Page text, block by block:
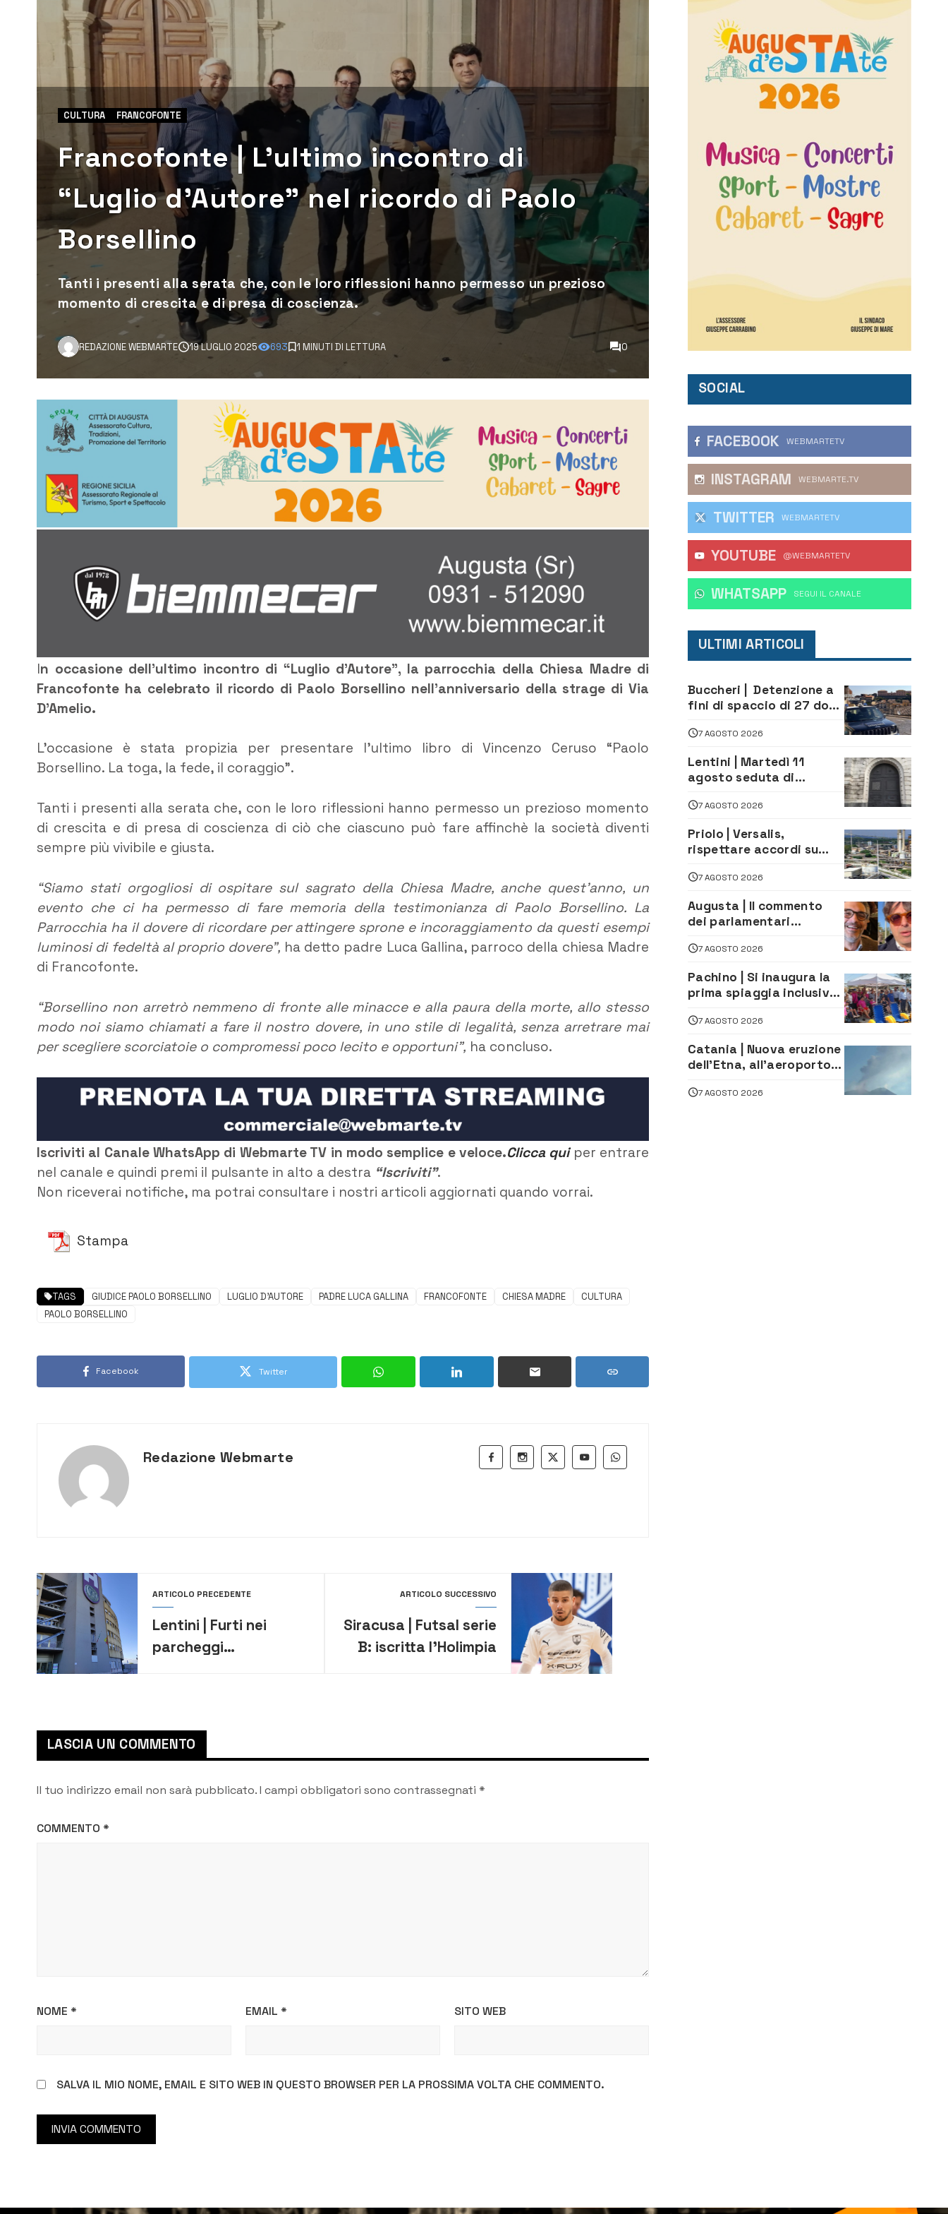
CULTURA FRANCOFONTE
Francofonte | L’ultimo incontro di
“Luglio d’Autore” nel ricordo di Paolo
Borsellino
Tanti i presenti alla serata che, con le loro riflessioni hanno permesso un prezioso
momento di crescita e di presa di coscienza.
REDAZIONE WEBMARTE 19 LUGLIO 2025 693 1 MINUTI DI LETTURA 0
In occasione dell’ultimo incontro di “Luglio d’Autore”, la parrocchia della Chiesa Madre di
Francofonte ha celebrato il ricordo di Paolo Borsellino nell’anniversario della strage di Via
D’Amelio.
L’occasione è stata propizia per presentare l’ultimo libro di Vincenzo Ceruso “Paolo
Borsellino. La toga, la fede, il coraggio”.
Tanti i presenti alla serata che, con le loro riflessioni hanno permesso un prezioso momento
di crescita e di presa di coscienza di ciò che ciascuno può fare affinchè la società diventi
sempre più vivibile e giusta.
“Siamo stati orgogliosi di ospitare sul sagrato della Chiesa Madre, anche quest’anno, un
evento che ci ha permesso di fare memoria della testimonianza di Paolo Borsellino. La
Parrocchia ha il dovere di ricordare per attingere sprone e incoraggiamento da questi esempi
luminosi di fedeltà al proprio dovere”, ha detto padre Luca Gallina, parroco della chiesa Madre
di Francofonte.
“Borsellino non arretrò nemmeno di fronte alle minacce e alla paura della morte, allo stesso
modo noi siamo chiamati a fare il nostro dovere, in uno stile di legalità, senza arretrare mai
per scegliere scorciatoie o compromessi poco lecito e opportuni”, ha concluso.
Iscriviti al Canale WhatsApp di Webmarte TV in modo semplice e veloce.Clicca quiper entrare
nel canale e quindi premi il pulsante in alto a destra “Iscriviti”.
Non riceverai notifiche, ma potrai consultare i nostri articoli aggiornati quando vorrai.
Stampa
TAGS GIUDICE PAOLO BORSELLINO LUGLIO D'AUTORE PADRE LUCA GALLINA FRANCOFONTE CHIESA MADRE
CULTURA
PAOLO BORSELLINO
Facebook Twitter
Redazione Webmarte
ARTICOLO PRECEDENTE
Lentini | Furti nei
parcheggi
segnalazioni, la
situazione resta
ARTICOLO SUCCESSIVO
Siracusa | Futsal serie
B: iscritta l’Holimpia
LASCIA UN COMMENTO
Il tuo indirizzo email non sarà pubblicato.I campi obbligatori sono contrassegnati *
COMMENTO *
NOME * EMAIL * SITO WEB
SALVA IL MIO NOME, EMAIL E SITO WEB IN QUESTO BROWSER PER LA PROSSIMA VOLTA CHE COMMENTO.
SOCIAL
FACEBOOK WEBMARTETV
INSTAGRAM WEBMARTE.TV
TWITTER WEBMARTETV
YOUTUBE @WEBMARTETV
WHATSAPP ‎SEGUI IL CANALE
ULTIMI ARTICOLI
Buccheri | Detenzione a
fini di spaccio di 27 dosi
20enni
7 AGOSTO 2026
Lentini | Martedì 11
agosto seduta di
7 AGOSTO 2026
Priolo | Versalis,
rispettare accordi su
lavoro. Il sindaco scrive
alla società
7 AGOSTO 2026
Augusta | Il commento
dei parlamentari
firma del contatto per il
depuratore
7 AGOSTO 2026
Pachino | Si inaugura la
prima spiaggia inclusiva
assistenza e prevenzione
aperte a tutti
7 AGOSTO 2026
Catania | Nuova eruzione
dell’Etna, all’aeroporto
dirottati
7 AGOSTO 2026